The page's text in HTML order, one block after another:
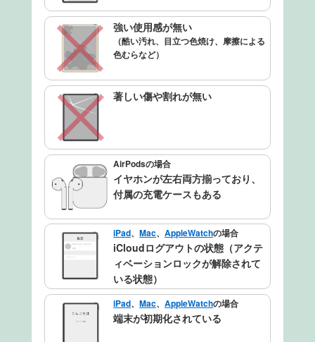
強い使用感が無い
（酷い汚れ、目立つ色焼け、摩擦による
色むらなど）
著しい傷や割れが無い
AirPodsの場合
イヤホンが左右両方揃っており、
付属の充電ケースもある
iPad、Mac、AppleWatchの場合
iCloudログアウトの状態（アクテ
ィベーションロックが解除されて
いる状態）
iPad、Mac、AppleWatchの場合
端末が初期化されている